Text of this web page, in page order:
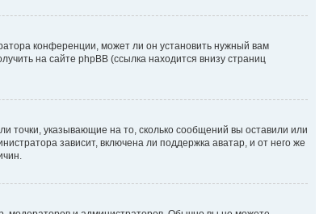
конференции, может ли он установить нужный вам
на сайте phpBB (ссылка находится внизу страниц
точки, указывающие на то, сколько сообщений вы оставили или
зависит, включена ли поддержка аватар, и от него же